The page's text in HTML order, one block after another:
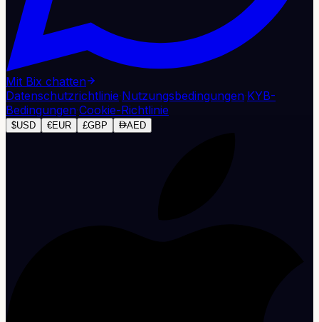
Mit Bix chatten
Datenschutzrichtlinie·Nutzungsbedingungen·KYB-
Bedingungen·Cookie-Richtlinie
$USD €EUR £GBP AED